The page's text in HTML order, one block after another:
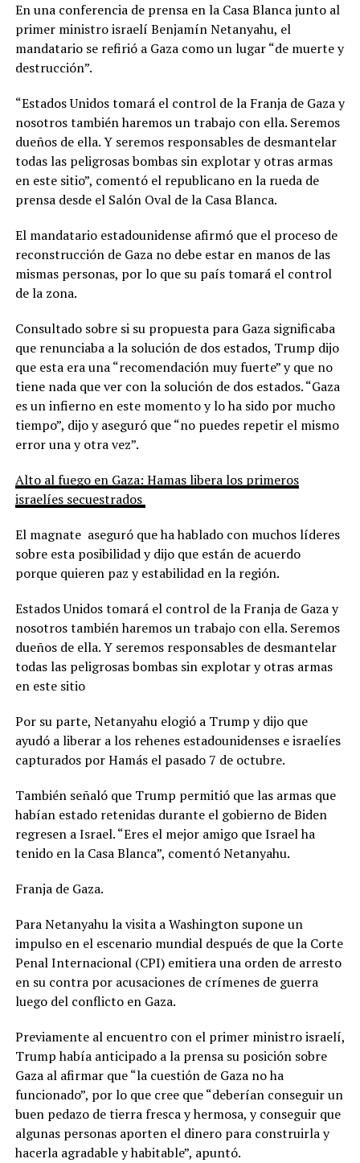
En una conferencia de prensa en la Casa Blanca junto al
primer ministro israelí Benjamín Netanyahu, el
mandatario se refirió a Gaza como un lugar “de muerte y
destrucción”.
“Estados Unidos tomará el control de la Franja de Gaza y
nosotros también haremos un trabajo con ella. Seremos
dueños de ella. Y seremos responsables de desmantelar
todas las peligrosas bombas sin explotar y otras armas
en este sitio”, comentó el republicano en la rueda de
prensa desde el Salón Oval de la Casa Blanca.
El mandatario estadounidense afirmó que el proceso de
reconstrucción de Gaza no debe estar en manos de las
mismas personas, por lo que su país tomará el control
de la zona.
Consultado sobre si su propuesta para Gaza significaba
que renunciaba a la solución de dos estados, Trump dijo
que esta era una “recomendación muy fuerte” y que no
tiene nada que ver con la solución de dos estados. “Gaza
es un infierno en este momento y lo ha sido por mucho
tiempo”, dijo y aseguró que “no puedes repetir el mismo
error una y otra vez”.
Alto al fuego en Gaza: Hamas libera los primeros
israelíes secuestrados
El magnate aseguró que ha hablado con muchos líderes
sobre esta posibilidad y dijo que están de acuerdo
porque quieren paz y estabilidad en la región.
Estados Unidos tomará el control de la Franja de Gaza y
nosotros también haremos un trabajo con ella. Seremos
dueños de ella. Y seremos responsables de desmantelar
todas las peligrosas bombas sin explotar y otras armas
en este sitio
Por su parte, Netanyahu elogió a Trump y dijo que
ayudó a liberar a los rehenes estadounidenses e israelíes
capturados por Hamás el pasado 7 de octubre.
También señaló que Trump permitió que las armas que
habían estado retenidas durante el gobierno de Biden
regresen a Israel. “Eres el mejor amigo que Israel ha
tenido en la Casa Blanca”, comentó Netanyahu.
Franja de Gaza.
Para Netanyahu la visita a Washington supone un
impulso en el escenario mundial después de que la Corte
Penal Internacional (CPI) emitiera una orden de arresto
en su contra por acusaciones de crímenes de guerra
luego del conflicto en Gaza.
Previamente al encuentro con el primer ministro israelí,
Trump había anticipado a la prensa su posición sobre
Gaza al afirmar que “la cuestión de Gaza no ha
funcionado”, por lo que cree que “deberían conseguir un
buen pedazo de tierra fresca y hermosa, y conseguir que
algunas personas aporten el dinero para construirla y
hacerla agradable y habitable”, apuntó.